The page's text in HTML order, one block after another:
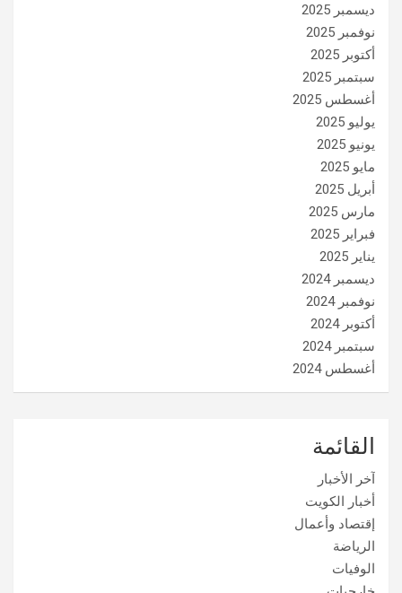
ديسمبر 2025
نوفمبر 2025
أكتوبر 2025
سبتمبر 2025
أغسطس 2025
يوليو 2025
يونيو 2025
مايو 2025
أبريل 2025
مارس 2025
فبراير 2025
يناير 2025
ديسمبر 2024
نوفمبر 2024
أكتوبر 2024
سبتمبر 2024
أغسطس 2024
القائمة
آخر الأخبار
أخبار الكويت
إقتصاد وأعمال
الرياضة
الوفيات